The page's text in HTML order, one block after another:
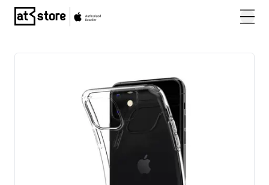
Posjetite početnu stranicu AT Store